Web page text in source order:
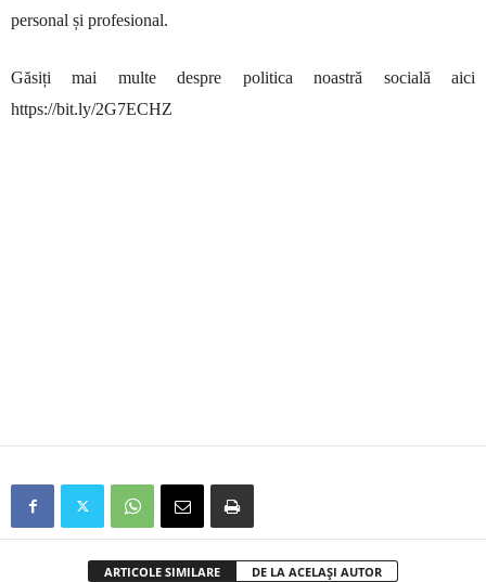
personal și profesional.
Găsiți mai multe despre politica noastră socială aici
https://bit.ly/2G7ECHZ
ARTICOLE SIMILARE DE LA ACELAȘI AUTOR